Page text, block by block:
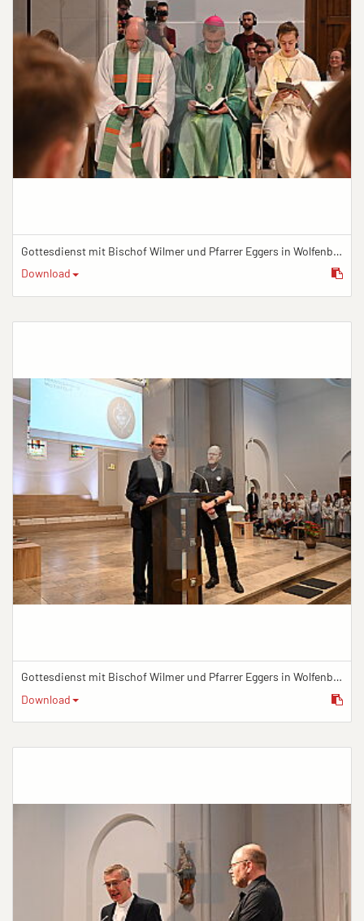
Gottesdienst mit Bischof Wilmer und Pfarrer Eggers in Wolfenbüttel
Download
Gottesdienst mit Bischof Wilmer und Pfarrer Eggers in Wolfenbüttel
Download